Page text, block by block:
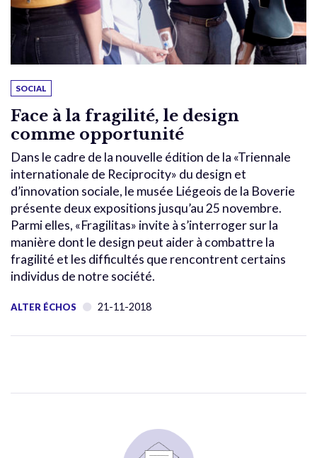
SOCIAL
Face à la fragilité, le design
comme opportunité
Dans le cadre de la nouvelle édition de la «Triennale
internationale de Reciprocity» du design et
d’innovation sociale, le musée Liégeois de la Boverie
présente deux expositions jusqu’au 25 novembre.
Parmi elles, «Fragilitas» invite à s’interroger sur la
manière dont le design peut aider à combattre la
fragilité et les difficultés que rencontrent certains
individus de notre société.
ALTER ÉCHOS 21-11-2018